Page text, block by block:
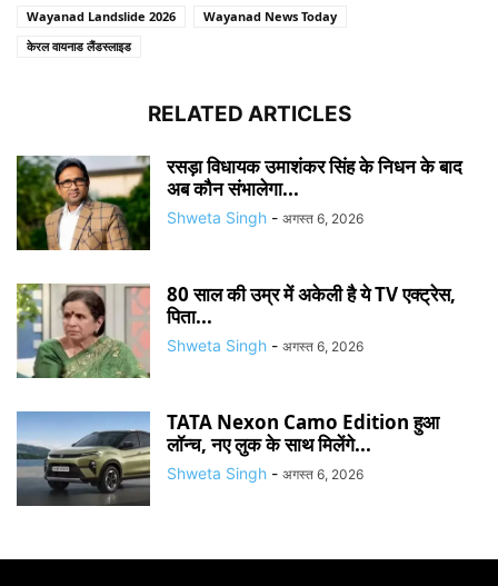
Wayanad Landslide 2026
Wayanad News Today
केरल वायनाड लैंडस्लाइड
RELATED ARTICLES
रसड़ा विधायक उमाशंकर सिंह के निधन के बाद
अब कौन संभालेगा...
Shweta Singh - अगस्त 6, 2026
80 साल की उम्र में अकेली है ये TV एक्ट्रेस,
पिता...
Shweta Singh - अगस्त 6, 2026
TATA Nexon Camo Edition हुआ
लॉन्च, नए लुक के साथ मिलेंगे...
Shweta Singh - अगस्त 6, 2026